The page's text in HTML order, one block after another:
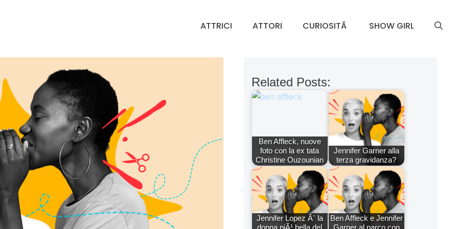
ATTRICI ATTORI CURIOSITÃ SHOW GIRL
Related Posts:
Ben Affleck, nuove
foto con la ex tata
Christine Ouzounian
Jennifer Garner alla
terza gravidanza?
Jennifer Lopez Ã¨ la
Ben Affleck e Jennifer